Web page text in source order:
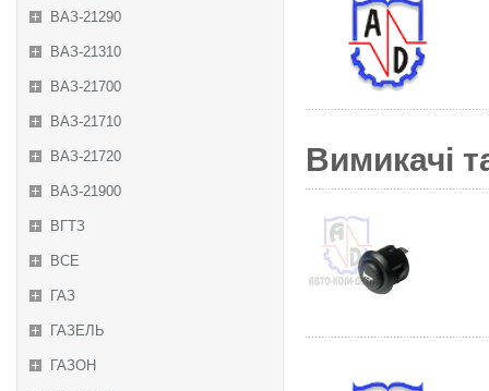
ВАЗ-21290
ВАЗ-21310
ВАЗ-21700
ВАЗ-21710
ВАЗ-21720
ВАЗ-21900
ВГТЗ
ВСЕ
ГАЗ
ГАЗЕЛЬ
ГАЗОН
Вимикачі